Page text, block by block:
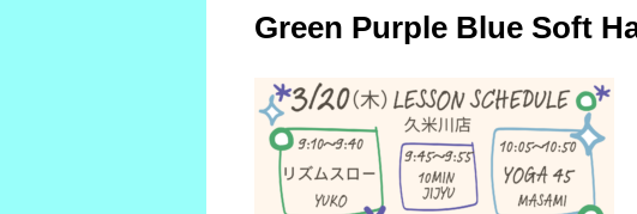
Green Purple Blue Soft